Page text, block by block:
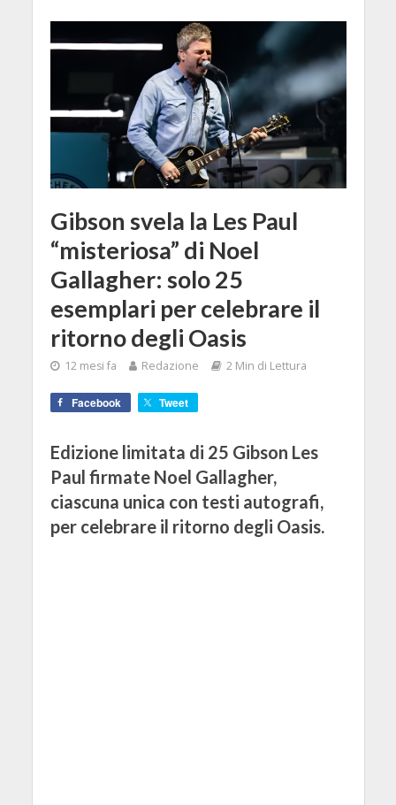
Gibson svela la Les Paul
“misteriosa” di Noel
Gallagher: solo 25
esemplari per celebrare il
ritorno degli Oasis
12 mesi fa Redazione 2 Min di Lettura
Facebook Tweet
Edizione limitata di 25 Gibson Les
Paul firmate Noel Gallagher,
ciascuna unica con testi autografi,
per celebrare il ritorno degli Oasis.